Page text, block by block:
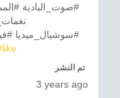
#صوت_البادية
#سوشيال_ميديا
تم النشر
3 years ago